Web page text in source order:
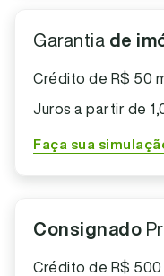
Garantia de
Crédito de R$ 50
Juros a partir de
Faça sua
Consignado
Crédito de R$ 500